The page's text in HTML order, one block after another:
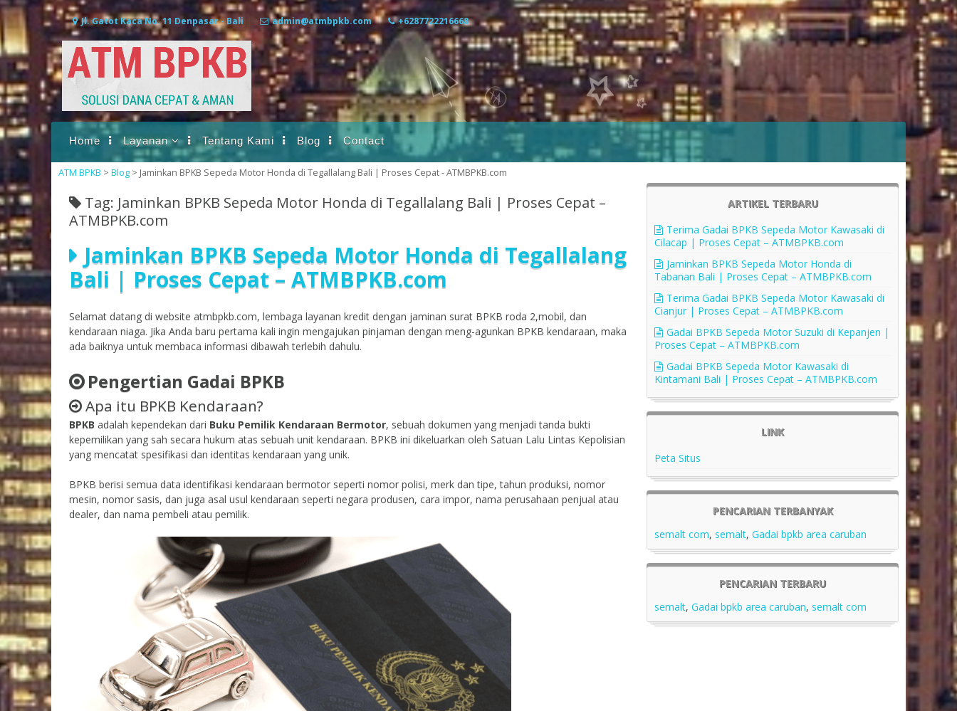
Skip to content
Jl. Gatot Kaca No. 11 Denpasar - Bali admin@atmbpkb.com +6287722216668
Home
Layanan
Gadai BPKB Mobil
Gadai BPKB
Truk/Bus/Pickup
Tentang Kami Blog Contact
ATM BPKB > Blog > Jaminkan BPKB Sepeda Motor Honda di Tegallalang Bali | Proses Cepat - ATMBPKB.com
Tag: Jaminkan BPKB Sepeda Motor Honda di Tegallalang Bali | Proses Cepat –
ATMBPKB.com
Jaminkan BPKB Sepeda Motor Honda di Tegallalang
Bali | Proses Cepat – ATMBPKB.com
Selamat datang di website atmbpkb.com, lembaga layanan kredit dengan jaminan surat BPKB roda 2,mobil, dan
kendaraan niaga. Jika Anda baru pertama kali ingin mengajukan pinjaman dengan meng-agunkan BPKB kendaraan, maka
ada baiknya untuk membaca informasi dibawah terlebih dahulu.
Pengertian Gadai BPKB
Apa itu BPKB Kendaraan?
BPKB adalah kependekan dari Buku Pemilik Kendaraan Bermotor, sebuah dokumen yang menjadi tanda bukti
kepemilikan yang sah secara hukum atas sebuah unit kendaraan. BPKB ini dikeluarkan oleh Satuan Lalu Lintas Kepolisian
yang mencatat spesifikasi dan identitas kendaraan yang unik.
BPKB berisi semua data identifikasi kendaraan bermotor seperti nomor polisi, merk dan tipe, tahun produksi, nomor
mesin, nomor sasis, dan juga asal usul kendaraan seperti negara produsen, cara impor, nama perusahaan penjual atau
dealer, dan nama pembeli atau pemilik.
ARTIKEL TERBARU
Terima Gadai BPKB Sepeda Motor Kawasaki di
Cilacap | Proses Cepat – ATMBPKB.com
Jaminkan BPKB Sepeda Motor Honda di
Tabanan Bali | Proses Cepat – ATMBPKB.com
Terima Gadai BPKB Sepeda Motor Kawasaki di
Cianjur | Proses Cepat – ATMBPKB.com
Gadai BPKB Sepeda Motor Suzuki di Kepanjen |
Proses Cepat – ATMBPKB.com
Gadai BPKB Sepeda Motor Kawasaki di
Kintamani Bali | Proses Cepat – ATMBPKB.com
LINK
Peta Situs
PENCARIAN TERBANYAK
semalt com, semalt, Gadai bpkb area caruban
PENCARIAN TERBARU
semalt, Gadai bpkb area caruban, semalt com